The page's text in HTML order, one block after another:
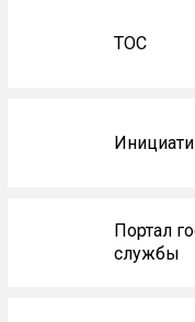
ТОС
Портал
службы